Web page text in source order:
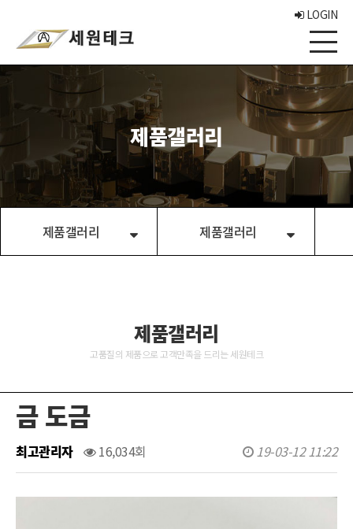
LOGIN
제품갤러리
제품갤러리 제품갤러리
제품갤러리
고품질의 제품으로 고객만족을 드리는 세원테크
금 도금
최고관리자 16,034회 19-03-12 11:22